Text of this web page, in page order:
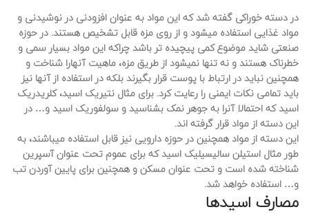
در دسته خوراکی گفته شد که این مواد به عنوان افزودنی در نوشیدنی و
مواد غذایی استفاده میشود و از روی مزه قابل تشخیص هستند. در حوزه
صنعتی شاید موضوع کمی پیچیده تر باشد چراکه این مواد بسیار سمی و
خطرناک هستند و نه تنها نمیشود از طریق مزه، ماهیت آنهارا شناخت و
همچنین نباید در ارتباط با پوست قرار بگیرند بلکه در استفاده از آنها نیز
باید تمامی نکات ایمنی را رعایت کرد. برای مثال نتیریک اسید، کلریدریک
اسید که احتمالا آنرا به جوهر نمک بشناسید و سولفوریک اسید و… در
این دسته از مواد قرار گرفته اند.
این دسته از مواد همچنین در حوزه دارویی نیز قابل استفاده میباشند، به
طور مثال استیلن سالیسیلیک اسید که برای عموم تحت عنوان آسپرین
شناخته شده است و تحت عنوان مسکن و همچنین برای پایین آوردن تب
و… استفاده خواهد شد.
مصارف اسیدها